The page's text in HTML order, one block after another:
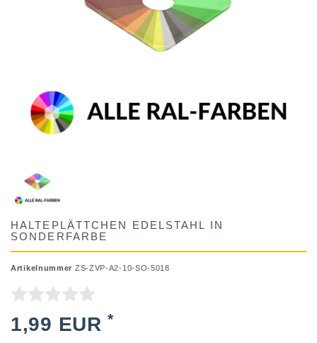
HALTEPLÄTTCHEN EDELSTAHL IN
SONDERFARBE
Artikelnummer ZS-ZVP-A2-10-SO-5018
1,99 EUR*